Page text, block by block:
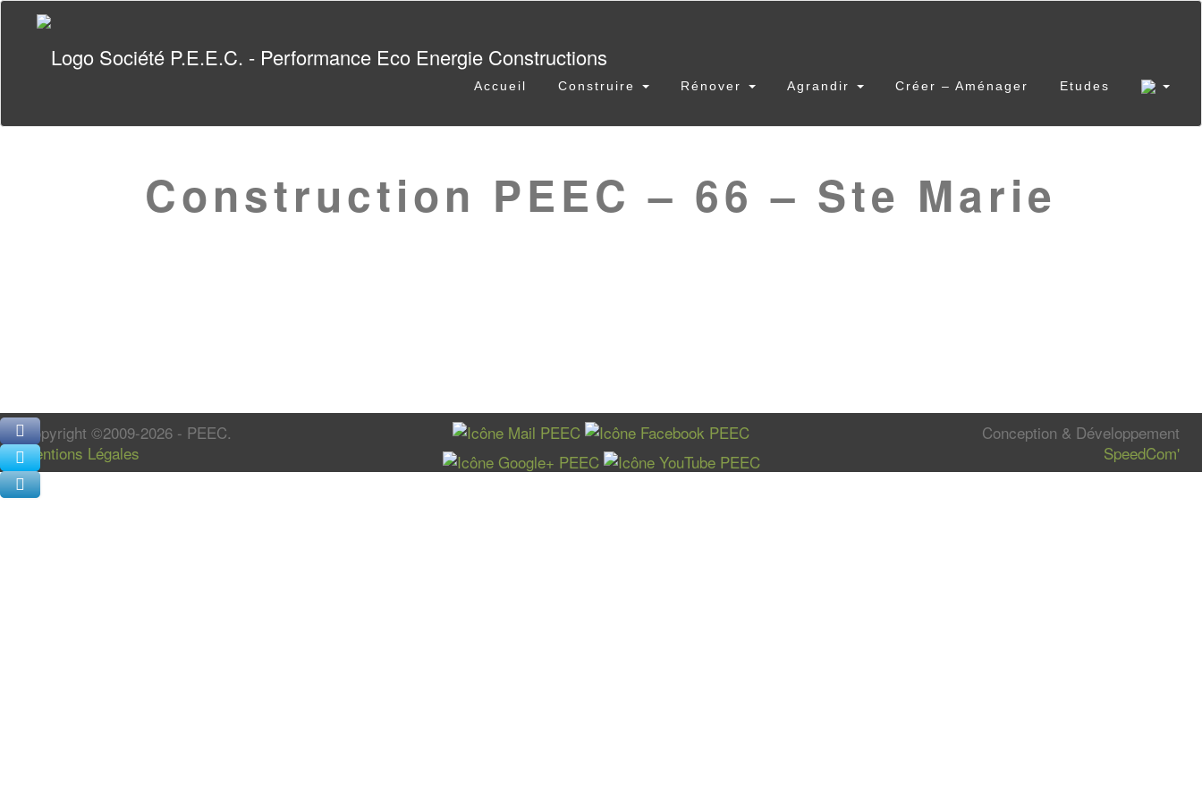
Accueil Construire Rénover Agrandir Créer – Aménager Etudes
Construction PEEC – 66 – Ste Marie
Copyright ©2009-2026 - PEEC.
Mentions Légales
Conception & Développement
SpeedCom'